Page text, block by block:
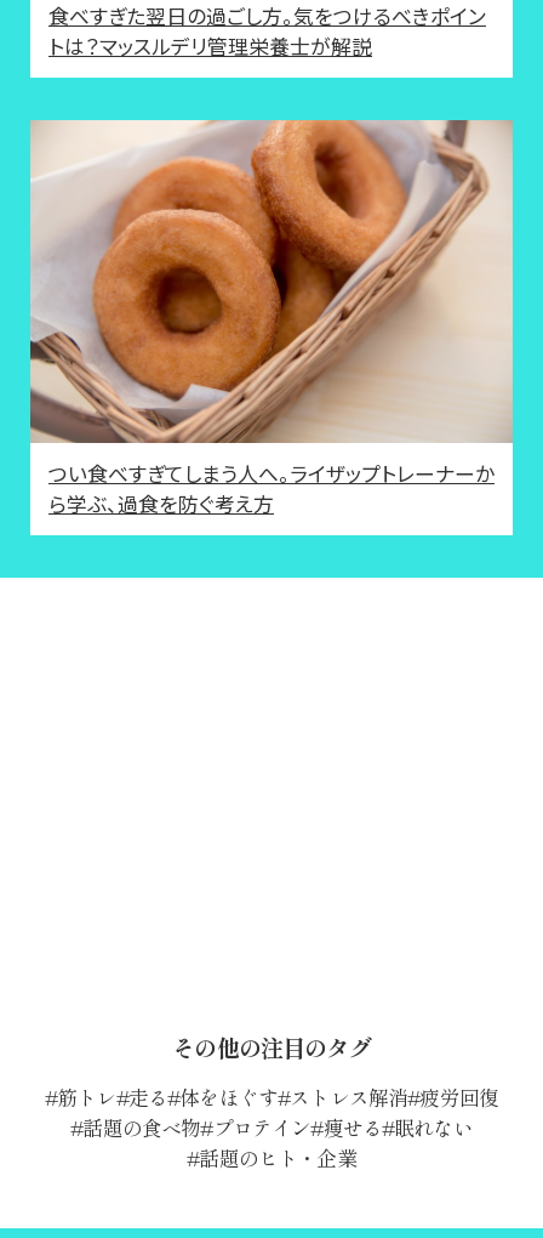
食べすぎた翌日の過ごし方。気をつけるべきポイン
トは？マッスルデリ管理栄養士が解説
つい食べすぎてしまう人へ。ライザップトレーナーか
ら学ぶ、過食を防ぐ考え方
その他の注目のタグ
筋トレ 走る 体をほぐす ストレス解消 疲労回復
話題の食べ物 プロテイン 痩せる 眠れない
話題のヒト・企業